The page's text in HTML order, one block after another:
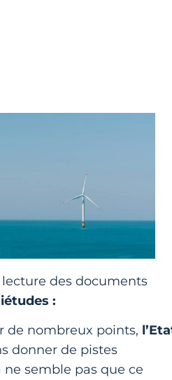
lecture des documents
:
de nombreux points,
donner de pistes
ne semble pas que ce